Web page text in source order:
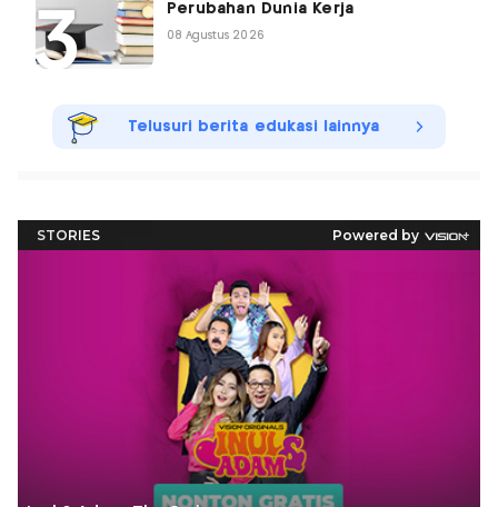
Perubahan Dunia Kerja
08 Agustus 2026
Telusuri berita edukasi lainnya